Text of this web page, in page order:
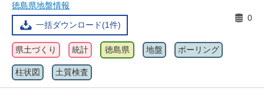
徳島県地盤情報
一括ダウンロード(1件)
0
県土づくり 統計 徳島県 地盤 ボーリング
柱状図 土質検査